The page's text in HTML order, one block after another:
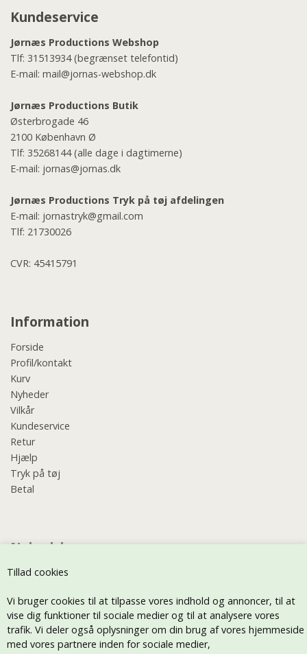
Tillad cookies
Vi bruger cookies til at tilpasse vores indhold og annoncer, til at
vise dig funktioner til sociale medier og til at analysere vores
trafik. Vi deler også oplysninger om din brug af vores hjemmeside
med vores partnere inden for sociale medier,
Kundeservice
Jørnæs Productions Webshop
Tlf: 31513934(begrænset telefontid)
E-mail: mail@jornas-webshop.dk
Jørnæs Productions Butik
Østerbrogade 46
2100 København Ø
Tlf: 35268144(alle dage i dagtimerne)
E-mail: jornas@jornas.dk
Jørnæs Productions Tryk på tøj afdelingen
E-mail: jornastryk@gmail.com
Tlf: 21730026
CVR: 45415791
Information
Forside
Profil/kontakt
Kurv
Nyheder
Vilkår
Kundeservice
Retur
Hjælp
Tryk på tøj
Betal
Nyhedsbrev